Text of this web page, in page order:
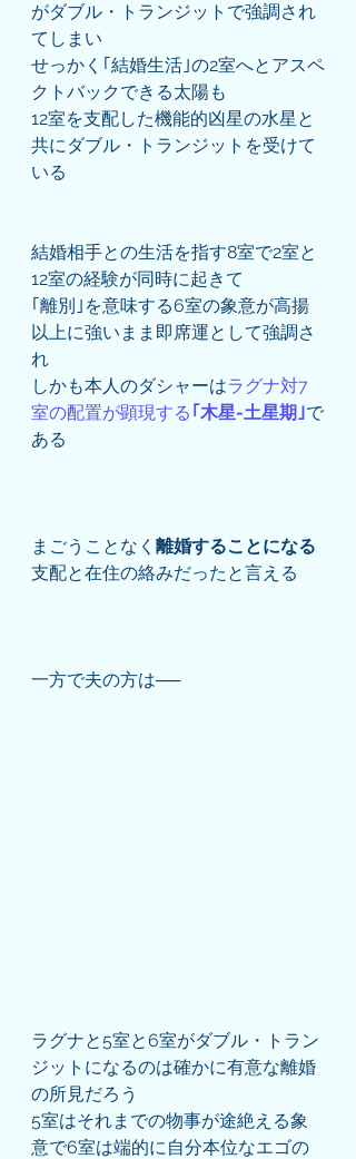
がダブル・トランジットで強調され
てしまい
せっかく｢結婚生活｣の2室へとアスペ
クトバックできる太陽も
12室を支配した機能的凶星の水星と
共にダブル・トランジットを受けて
いる
結婚相手との生活を指す8室で2室と
12室の経験が同時に起きて
｢離別｣を意味する6室の象意が高揚
以上に強いまま即席運として強調さ
れ
しかも本人のダシャーはラグナ対7
室の配置が顕現する ｢木星-土星期｣で
ある
まごうことなく 離婚することになる
支配と在住の絡みだったと言える
一方で夫の方は──
ラグナと5室と6室がダブル・トラン
ジットになるのは確かに有意な離婚
の所見だろう
5室はそれまでの物事が途絶える象
意で6室は端的に自分本位なエゴの